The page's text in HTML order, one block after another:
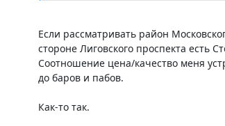
Если рассматривать район
стороне Лиговского проспекта есть
Соотношение цена/качество меня
до баров и пабов.
Как-то так.